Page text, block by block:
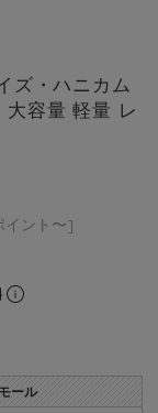
ズ・ハニカム
容量 軽量 レ
イント〜]
ール